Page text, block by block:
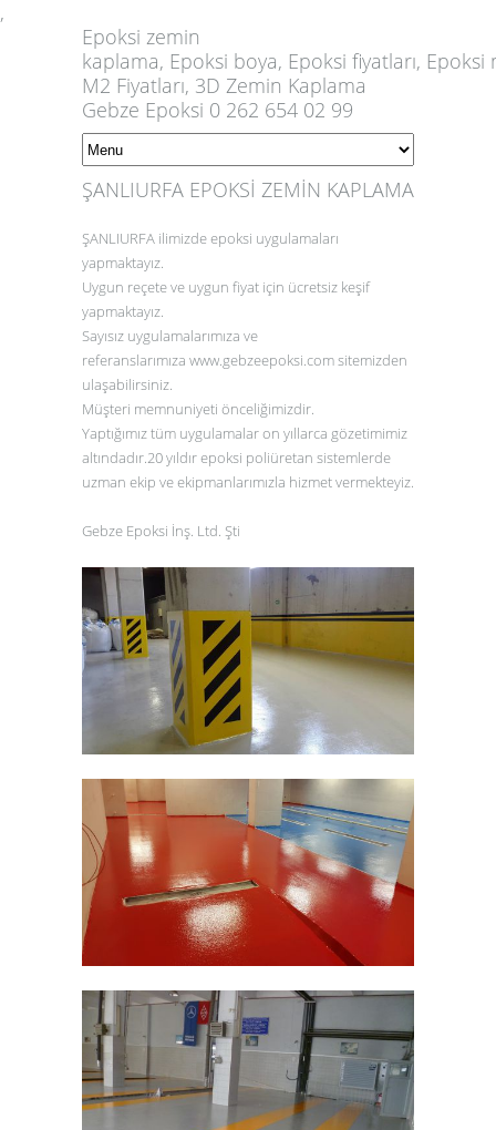
,
Epoksi zemin
kaplama, Epoksi boya, Epoksi fiyatları, Epoksi
M2 Fiyatları, 3D Zemin Kaplama
Gebze Epoksi 0 262 654 02 99
ŞANLIURFA EPOKSİ ZEMİN KAPLAMA
ŞANLIURFA ilimizde epoksi uygulamaları
yapmaktayız.
Uygun reçete ve uygun fiyat için ücretsiz keşif
yapmaktayız.
Sayısız uygulamalarımıza ve
referanslarımıza www.gebzeepoksi.comsitemizden
ulaşabilirsiniz.
Müşteri memnuniyeti önceliğimizdir.
Yaptığımız tüm uygulamalar on yıllarca gözetimimiz
altındadır.20 yıldır epoksi poliüretan sistemlerde
uzman ekip ve ekipmanlarımızla hizmet vermekteyiz.
Gebze Epoksi İnş. Ltd. Şti